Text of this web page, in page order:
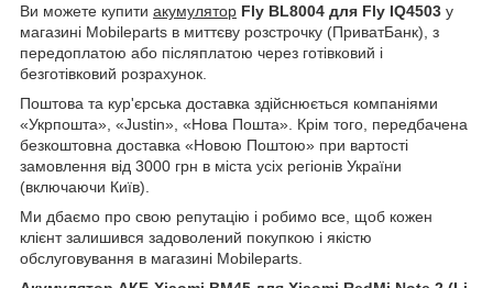
Ви можете купити акумулятор Fly BL8004 для Fly IQ4503 у
магазині Mobileparts в миттєву розстрочку (ПриватБанк), з
передоплатою або післяплатою через готівковий і
безготівковий розрахунок.
Поштова та кур'єрська доставка здійснюється компаніями
«Укрпошта», «Justin», «Нова Пошта». Крім того, передбачена
безкоштовна доставка «Новою Поштою» при вартості
замовлення від 3000 грн в міста усіх регіонів України
(включаючи Київ).
Ми дбаємо про свою репутацію і робимо все, щоб кожен
клієнт залишився задоволений покупкою і якістю
обслуговування в магазині Mobileparts.